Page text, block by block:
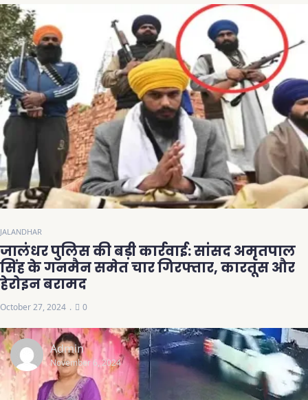
JALANDHAR
जालंधर पुलिस की बड़ी कार्रवाई: सांसद अमृतपाल
सिंह के गनमैन समेत चार गिरफ्तार, कारतूस और
हेरोइन बरामद
October 27, 2024 0
Admin
November 6, 2024